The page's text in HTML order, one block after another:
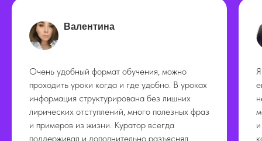
Валентина
Очень удобный формат обучения, можно
проходить уроки когда и где удобно. В уроках
информация структурирована без лишних
лирических отступлений, много полезных фраз
и примеров из жизни. Куратор всегда
поддерживал и дополнительно разъяснял